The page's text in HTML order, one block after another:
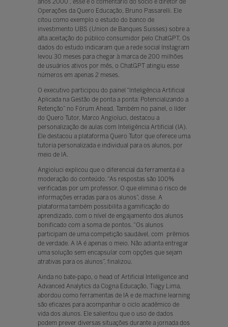
Operações da Quero Educação, Bruno Passarelli. Ele
citou como exemplo o estudo do banco de
investimento UBS (Union de Banques Suisses) sobre a
alta aceitação do público consumidor pelo ChatGPT. Os
dados do estudo indicaram que a rede social Instagram
levou 30 meses para chegar à marca de 200 milhões
de usuários ativos por mês, o ChatGPT atingiu esse
números em apenas 2 meses.
O executivo participou do painel “Inteligência Artificial
Aplicada na Gestão de ponta a ponta: Potencializando a
Retenção” no Fórum Ahead. Também no painel, o líder
do Quero Tutor, Marco Angioluci, destacou a
personalização de aulas com Inteligência Artificial (IA).
Ele destacou a plataforma Quero Tutor que oferece uma
tutoria personalizada e individual para os alunos, por
meio de IA.
Angioluci explicou que o diferencial da ferramenta é a
moderação do conteúdo. “As respostas são 100%
verificadas por um professor. O que elimina o risco de
informações erradas para os alunos”, disse. A
plataforma também possibilita a gamificação do
aprendizado, com o nível de engajamento dos alunos
bonificado com a soma de pontos. “Os alunos
participam de uma competição saudável, com prêmios
de verdade. A IA é apenas o meio. Não adianta entregar
uma solução sem encapsular com opções que sejam
atrativas para os alunos”, finalizou.
Ainda no bate-papo, o head of Artificial Intelligence and
Advanced Analytics da Cogna Educação, Tiagy Lima,
abordou como ferramentas de IA e de machine learning
são eficazes para acompanhar o ciclo acadêmico de
vida dos alunos. Ele salientou que o uso de dados
podem prever diversas situações durante a jornada dos